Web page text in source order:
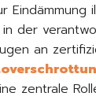
Eindämmung
der
an
zentrale